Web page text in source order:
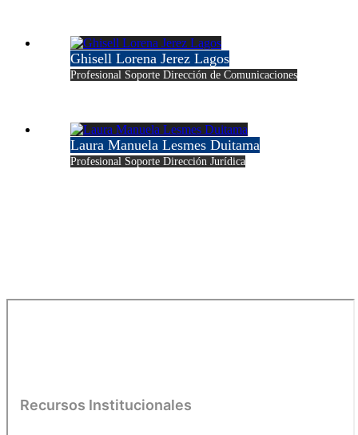
Ghisell Lorena Jerez Lagos
Profesional Soporte Dirección de Comunicaciones
Laura Manuela Lesmes Duitama
Profesional Soporte Dirección Jurídica